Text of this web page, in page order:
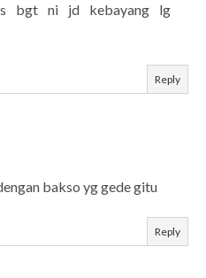
bgt ni jd kebayang lg
Reply
bakso yg gede gitu
Reply